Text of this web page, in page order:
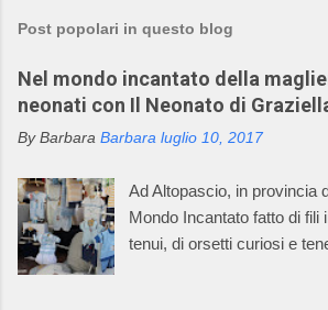
Post popolari in questo blog
Nel mondo incantato della
neonati con Il Neonato di
By Barbara Barbara luglio 10, 2017
Ad Altopascio, in provincia
Mondo Incantato fatto di fili
tenui, di orsetti curiosi e
artigiani, che lavorano i fili